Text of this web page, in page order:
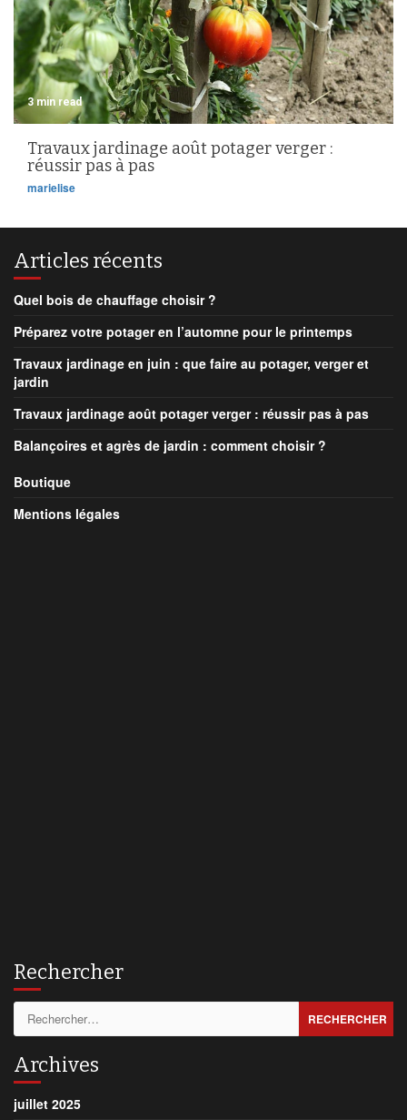
3 min read
Travaux jardinage août potager verger :
réussir pas à pas
marielise
Articles récents
Quel bois de chauffage choisir ?
Préparez votre potager en l’automne pour le printemps
Travaux jardinage en juin : que faire au potager, verger et
jardin
Travaux jardinage août potager verger : réussir pas à pas
Balançoires et agrès de jardin : comment choisir ?
Boutique
Mentions légales
Rechercher
Rechercher :
Archives
juillet 2025